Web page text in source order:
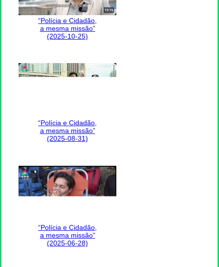
“Polícia e Cidadão,
a mesma missão”
(2025-10-25)
“Polícia e Cidadão,
a mesma missão”
(2025-08-31)
“Polícia e Cidadão,
a mesma missão”
(2025-06-28)